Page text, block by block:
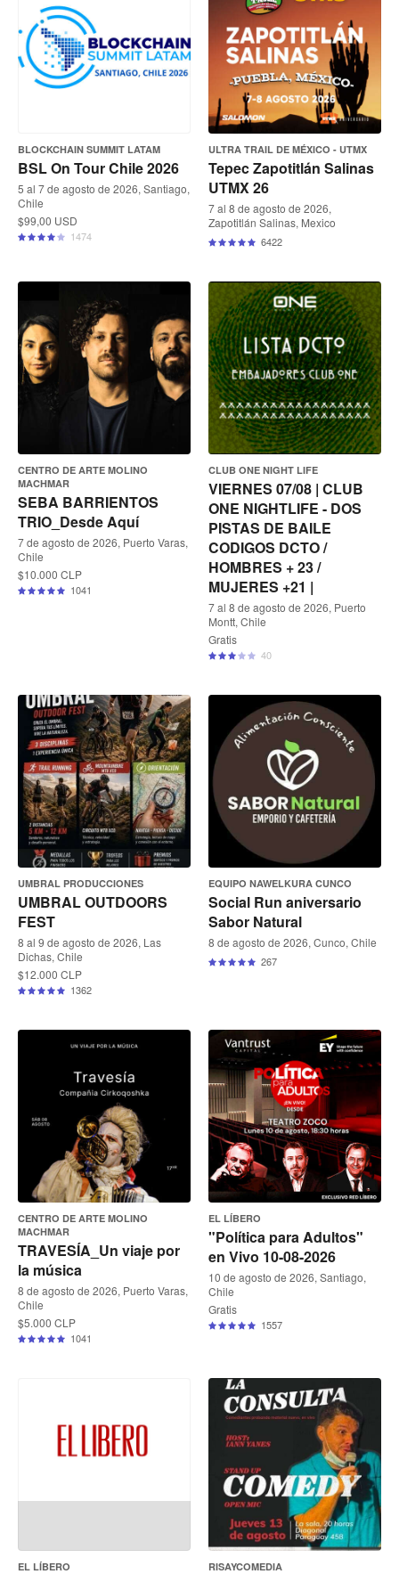
BLOCKCHAIN SUMMIT LATAM
BSL On Tour Chile 2026
5 al 7 de agosto de 2026, Santiago,
Chile
$99,00 USD
1474
ULTRA TRAIL DE MÉXICO - UTMX
Tepec Zapotitlán Salinas
UTMX 26
7 al 8 de agosto de 2026,
Zapotitlán Salinas, Mexico
6422
CENTRO DE ARTE MOLINO
MACHMAR
SEBA BARRIENTOS
TRIO_Desde Aquí
7 de agosto de 2026, Puerto Varas,
Chile
$10.000 CLP
1041
CLUB ONE NIGHT LIFE
VIERNES 07/08 | CLUB
ONE NIGHTLIFE - DOS
PISTAS DE BAILE
CODIGOS DCTO /
HOMBRES + 23 /
MUJERES +21 |
7 al 8 de agosto de 2026, Puerto
Montt, Chile
Gratis
40
UMBRAL PRODUCCIONES
UMBRAL OUTDOORS
FEST
8 al 9 de agosto de 2026, Las
Dichas, Chile
$12.000 CLP
1362
EQUIPO NAWELKURA CUNCO
Social Run aniversario
Sabor Natural
8 de agosto de 2026, Cunco, Chile
267
CENTRO DE ARTE MOLINO
MACHMAR
TRAVESÍA_Un viaje por
la música
8 de agosto de 2026, Puerto Varas,
Chile
$5.000 CLP
1041
EL LÍBERO
"Política para Adultos"
en Vivo 10-08-2026
10 de agosto de 2026, Santiago,
Chile
Gratis
1557
EL LÍBERO RISAYCOMEDIA